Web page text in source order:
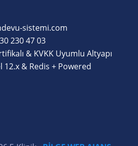
sistemi.com
230 47 03
& KVKK Uyumlu Altyapı
12.x & Redis + Powered